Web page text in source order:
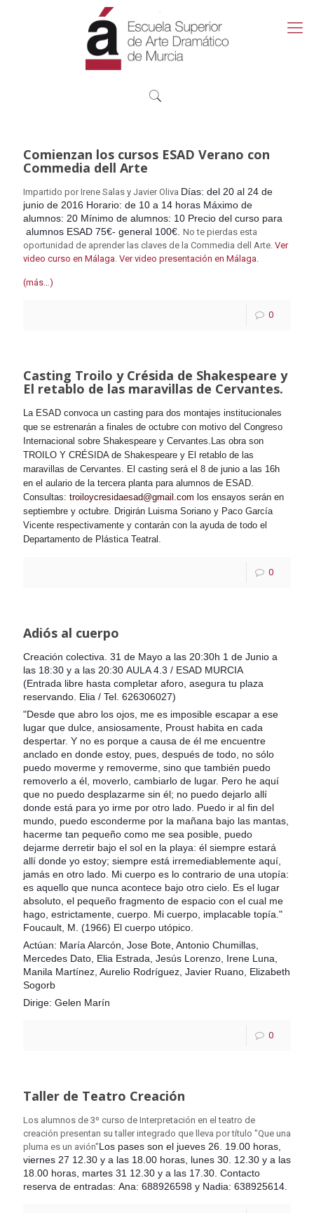
Comienzan los cursos ESAD Verano con
Commedia dell Arte
Impartido por Irene Salas y Javier Oliva Días: del 20 al 24 de
junio de 2016 Horario: de 10 a 14 horas Máximo de
alumnos: 20 Mínimo de alumnos: 10 Precio del curso para
alumnos ESAD 75€- general 100€. No te pierdas esta
oportunidad de aprender las claves de la Commedia dell Arte. Ver
video curso en Málaga. Ver video presentación en Málaga.
(más…)
0
Casting Troilo y Crésida de Shakespeare y
El retablo de las maravillas de Cervantes.
La ESAD convoca un casting para dos montajes institucionales
que se estrenarán a finales de octubre con motivo del Congreso
Internacional sobre Shakespeare y Cervantes. Las obra son
TROILO Y CRÉSIDA de Shakespeare y El retablo de las
maravillas de Cervantes. El casting será el 8 de junio a las 16h
en el aulario de la tercera planta para alumnos de ESAD.
Consultas: troiloycresidaesad@gmail.com los ensayos serán en
septiembre y octubre. Drigirán Luisma Soriano y Paco García
Vicente respectivamente y contarán con la ayuda de todo el
Departamento de Plástica Teatral.
0
Adiós al cuerpo
Creación colectiva. 31 de Mayo a las 20:30h 1 de Junio a
las 18:30 y a las 20:30 AULA 4.3 / ESAD MURCIA
(Entrada libre hasta completar aforo, asegura tu plaza
reservando. Elia / Tel. 626306027)
"Desde que abro los ojos, me es imposible escapar a ese
lugar que dulce, ansiosamente, Proust habita en cada
despertar. Y no es porque a causa de él me encuentre
anclado en donde estoy, pues, después de todo, no sólo
puedo moverme y removerme, sino que también puedo
removerlo a él, moverlo, cambiarlo de lugar. Pero he aquí
que no puedo desplazarme sin él; no puedo dejarlo allí
donde está para yo irme por otro lado. Puedo ir al fin del
mundo, puedo esconderme por la mañana bajo las mantas,
hacerme tan pequeño como me sea posible, puedo
dejarme derretir bajo el sol en la playa: él siempre estará
allí donde yo estoy; siempre está irremediablemente aquí,
jamás en otro lado. Mi cuerpo es lo contrario de una utopía:
es aquello que nunca acontece bajo otro cielo. Es el lugar
absoluto, el pequeño fragmento de espacio con el cual me
hago, estrictamente, cuerpo. Mi cuerpo, implacable topía."
Foucault, M. (1966) El cuerpo utópico.
Actúan: María Alarcón, Jose Bote, Antonio Chumillas,
Mercedes Dato, Elia Estrada, Jesús Lorenzo, Irene Luna,
Manila Martínez, Aurelio Rodríguez, Javier Ruano, Elizabeth
Sogorb
Dirige: Gelen Marín
0
Taller de Teatro Creación
Los alumnos de 3º curso de Interpretación en el teatro de
creación presentan su taller integrado que lleva por título "Que una
pluma es un avión"Los pases son el jueves 26. 19.00 horas,
viernes 27 12.30 y a las 18.00 horas, lunes 30. 12.30 y a las
18.00 horas, martes 31 12.30 y a las 17.30. Contacto
reserva de entradas: Ana: 688926598 y Nadia: 638925614.